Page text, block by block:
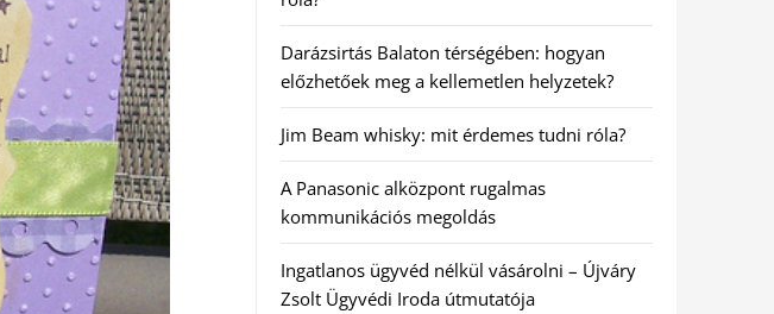
Darázsirtás Balaton térségében: hogyan
előzhetőek meg a kellemetlen helyzetek?
Jim Beam whisky: mit érdemes tudni róla?
A Panasonic alközpont rugalmas
kommunikációs megoldás
Ingatlanos ügyvéd nélkül vásárolni – Újváry
Zsolt Ügyvédi Iroda útmutatója